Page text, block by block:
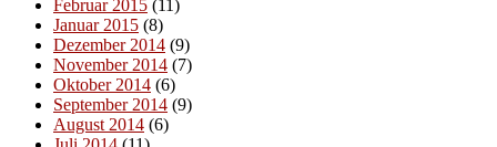
Februar 2015 (11)
Januar 2015 (8)
Dezember 2014 (9)
November 2014 (7)
Oktober 2014 (6)
September 2014 (9)
August 2014 (6)